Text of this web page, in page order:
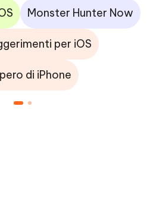
Monster Hunter Now
per iOS
di iPhone